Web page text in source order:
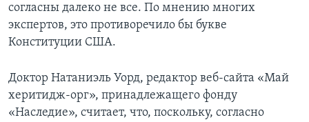
согласны далеко не все. По мнению многих
экспертов, это противоречило бы букве
Конституции США.
Доктор Натаниэль Уорд, редактор веб-сайта «Май
херитидж-орг», принадлежащего фонду
«Наследие», считает, что, поскольку, согласно